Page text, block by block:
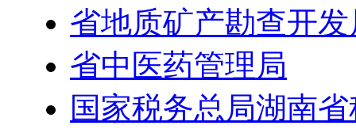
省地质矿产勘查开发
省中医药管理局
国家税务总局湖南